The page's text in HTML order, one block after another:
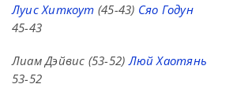
Луис Хиткоут (45-43) Сяо Годун
45-43
Лиам Дэйвис (53-52)Люй Хаотянь
53-52